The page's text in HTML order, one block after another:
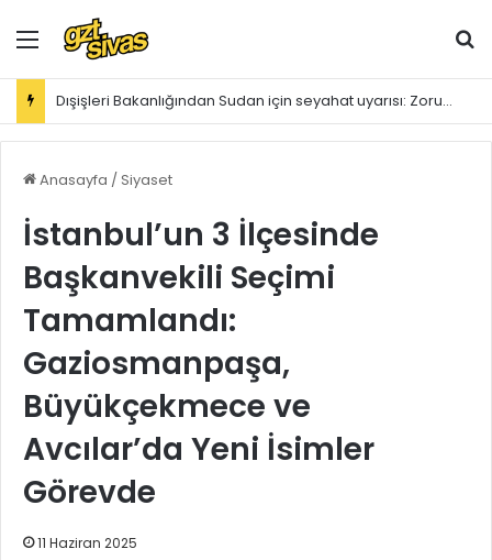
Menü
Dışişleri Bakanlığından Sudan için seyahat uyarısı: Zorunlu değilse gitmeyin
Anasayfa / Siyaset
İstanbul’un 3 İlçesinde
Başkanvekili Seçimi
Tamamlandı:
Gaziosmanpaşa,
Büyükçekmece ve
Avcılar’da Yeni İsimler
Görevde
11 Haziran 2025